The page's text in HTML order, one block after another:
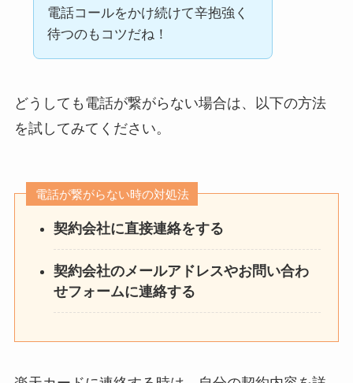
電話コールをかけ続けて辛抱強く
待つのもコツだね！
どうしても電話が繋がらない場合は、以下の方法
を試してみてください。
電話が繋がらない時の対処法
契約会社に直接連絡をする
契約会社のメールアドレスやお問い合わ
せフォームに連絡する